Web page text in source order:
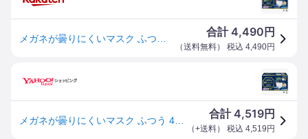
合計4,490 円
（送料無料） 税込 4,490円
合計4,519円
（+送料） 税込 4,519 円